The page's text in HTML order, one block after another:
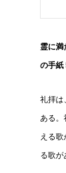
霊に満
の手紙
礼拝は
ある。
える
る歌が